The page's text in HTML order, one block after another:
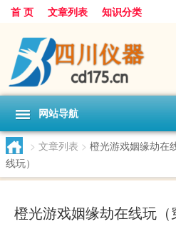
首 页 文章列表 知识分类
网站导航
> 文章列表 > 橙光游戏姻缘劫在
线玩）
橙光游戏姻缘劫在线玩